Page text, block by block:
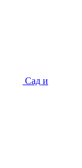
Сад и